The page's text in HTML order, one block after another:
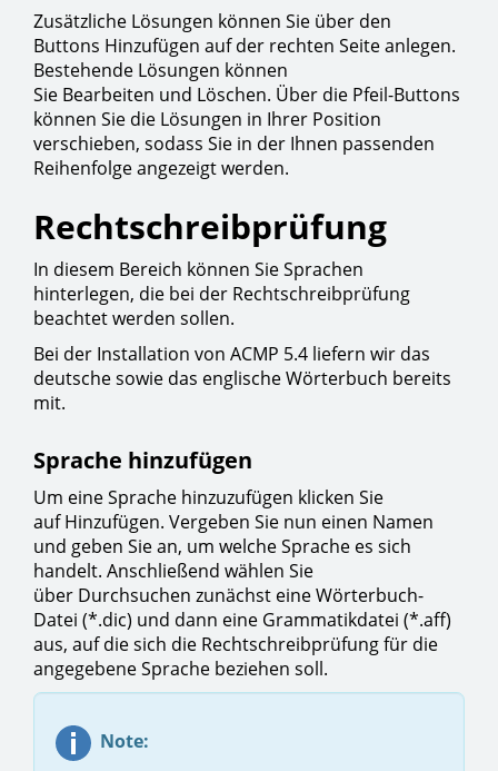
Zusätzliche Lösungen können Sie über den
Buttons Hinzufügen auf der rechten Seite anlegen.
Bestehende Lösungen können
Sie Bearbeiten und Löschen. Über die Pfeil-Buttons
können Sie die Lösungen in Ihrer Position
verschieben, sodass Sie in der Ihnen passenden
Reihenfolge angezeigt werden.
Rechtschreibprüfung
In diesem Bereich können Sie Sprachen
hinterlegen, die bei der Rechtschreibprüfung
beachtet werden sollen.
Bei der Installation von ACMP 5.4 liefern wir das
deutsche sowie das englische Wörterbuch bereits
mit.
Sprache hinzufügen
Um eine Sprache hinzuzufügen klicken Sie
auf Hinzufügen. Vergeben Sie nun einen Namen
und geben Sie an, um welche Sprache es sich
handelt. Anschließend wählen Sie
über Durchsuchen zunächst eine Wörterbuch-
Datei (*.dic) und dann eine Grammatikdatei (*.aff)
aus, auf die sich die Rechtschreibprüfung für die
angegebene Sprache beziehen soll.
Note: